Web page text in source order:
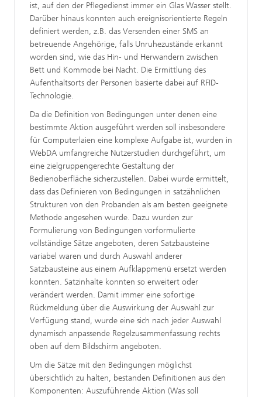
ist, auf den der Pflegedienst immer ein Glas Wasser stellt.
Darüber hinaus konnten auch ereignisorientierte Regeln
definiert werden, z.B. das Versenden einer SMS an
betreuende Angehörige, falls Unruhezustände erkannt
worden sind, wie das Hin- und Herwandern zwischen
Bett und Kommode bei Nacht. Die Ermittlung des
Aufenthaltsorts der Personen basierte dabei auf RFID-
Technologie.
Da die Definition von Bedingungen unter denen eine
bestimmte Aktion ausgeführt werden soll insbesondere
für Computerlaien eine komplexe Aufgabe ist, wurden in
WebDA umfangreiche Nutzerstudien durchgeführt, um
eine zielgruppengerechte Gestaltung der
Bedienoberfläche sicherzustellen. Dabei wurde ermittelt,
dass das Definieren von Bedingungen in satzähnlichen
Strukturen von den Probanden als am besten geeignete
Methode angesehen wurde. Dazu wurden zur
Formulierung von Bedingungen vorformulierte
vollständige Sätze angeboten, deren Satzbausteine
variabel waren und durch Auswahl anderer
Satzbausteine aus einem Aufklappmenü ersetzt werden
konnten. Satzinhalte konnten so erweitert oder
verändert werden. Damit immer eine sofortige
Rückmeldung über die Auswirkung der Auswahl zur
Verfügung stand, wurde eine sich nach jeder Auswahl
dynamisch anpassende Regelzusammenfassung rechts
oben auf dem Bildschirm angeboten.
Um die Sätze mit den Bedingungen möglichst
übersichtlich zu halten, bestanden Definitionen aus den
Komponenten: Auszuführende Aktion (Was soll